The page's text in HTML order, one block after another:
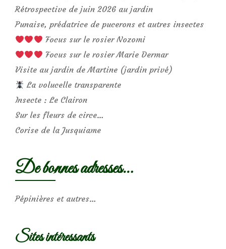
Rétrospective de juin 2026 au jardin
Punaise, prédatrice de pucerons et autres insectes
Focus sur le rosier Nozomi
Focus sur le rosier Marie Dermar
Visite au jardin de Martine (jardin privé)
La volucelle transparente
Insecte : Le Clairon
Sur les fleurs de circe…
Corise de la Jusquiame
De bonnes adresses…
Pépinières et autres…
Sites intéressants